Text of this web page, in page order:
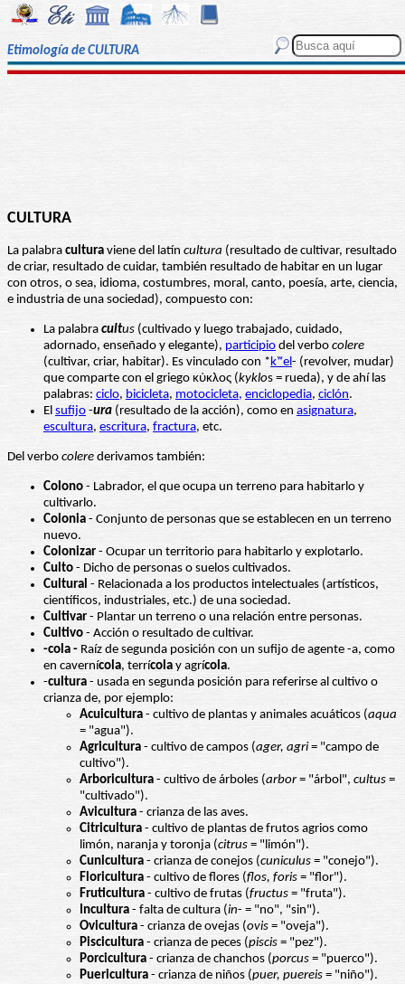
Etimología de CULTURA
CULTURA
La palabra cultura viene del latín cultura (resultado de cultivar, resultado
de criar, resultado de cuidar, también resultado de habitar en un lugar
con otros, o sea, idioma, costumbres, moral, canto, poesía, arte, ciencia,
e industria de una sociedad), compuesto con:
La palabra cultus (cultivado y luego trabajado, cuidado,
adornado, enseñado y elegante), participio del verbo colere
(cultivar, criar, habitar). Es vinculado con *kʷel- (revolver, mudar)
que comparte con el griego κύκλος (kyklos = rueda), y de ahí las
palabras: ciclo, bicicleta, motocicleta, enciclopedia, ciclón.
El sufijo -ura (resultado de la acción), como en asignatura,
escultura, escritura, fractura, etc.
Del verbo colere derivamos también:
Colono - Labrador, el que ocupa un terreno para habitarlo y
cultivarlo.
Colonia - Conjunto de personas que se establecen en un terreno
nuevo.
Colonizar - Ocupar un territorio para habitarlo y explotarlo.
Culto - Dicho de personas o suelos cultivados.
Cultural - Relacionada a los productos intelectuales (artísticos,
científicos, industriales, etc.) de una sociedad.
Cultivar - Plantar un terreno o una relación entre personas.
Cultivo - Acción o resultado de cultivar.
-cola - Raíz de segunda posición con un sufijo de agente -a, como
en cavernícola, terrícola y agrícola.
-cultura - usada en segunda posición para referirse al cultivo o
crianza de, por ejemplo:
Acuicultura - cultivo de plantas y animales acuáticos (aqua
= "agua").
Agricultura - cultivo de campos (ager, agri= "campo de
cultivo").
Arboricultura - cultivo de árboles (arbor= "árbol", cultus =
"cultivado").
Avicultura - crianza de las aves.
Citricultura - cultivo de plantas de frutos agrios como
limón, naranja y toronja (citrus = "limón").
Cunicultura - crianza de conejos (cuniculus = "conejo").
Floricultura - cultivo de flores (flos, foris = "flor").
Fruticultura - cultivo de frutas (fructus = "fruta").
Incultura - falta de cultura (in- = "no", "sin").
Ovicultura - crianza de ovejas (ovis = "oveja").
Piscicultura - crianza de peces (piscis = "pez").
Porcicultura - crianza de chanchos (porcus = "puerco").
Puericultura - crianza de niños (puer, puereis = "niño").